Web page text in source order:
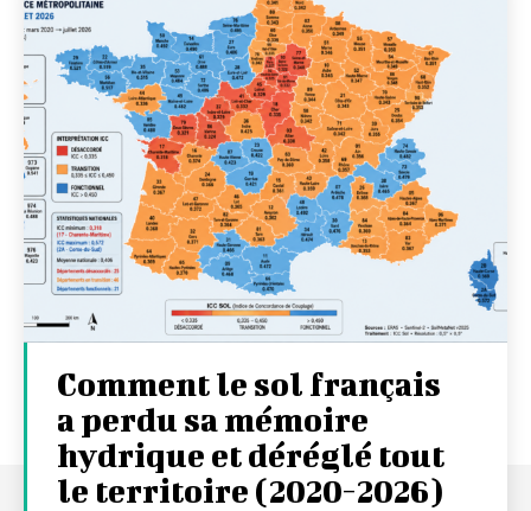
Comment le sol français
a perdu sa mémoire
hydrique et déréglé tout
le territoire (2020-2026)